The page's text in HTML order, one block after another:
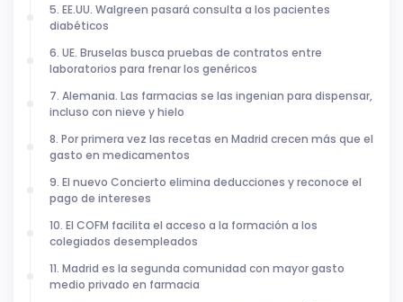
5. EE.UU. Walgreen pasará consulta a los pacientes
diabéticos
6. UE. Bruselas busca pruebas de contratos entre
laboratorios para frenar los genéricos
7. Alemania. Las farmacias se las ingenian para dispensar,
incluso con nieve y hielo
8. Por primera vez las recetas en Madrid crecen más que el
gasto en medicamentos
9. El nuevo Concierto elimina deducciones y reconoce el
pago de intereses
10. El COFM facilita el acceso a la formación a los
colegiados desempleados
11. Madrid es la segunda comunidad con mayor gasto
medio privado en farmacia